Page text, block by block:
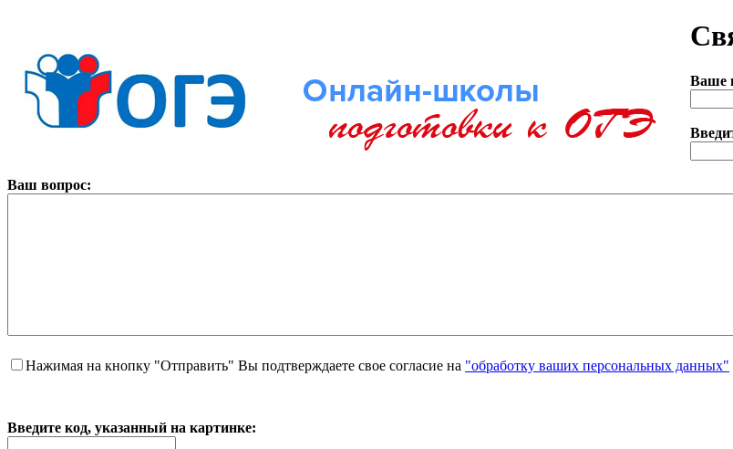
Ваше
Ваш вопрос:
Нажимая на кнопку "Отправить" Вы подтверждаете свое согласие на "обработку ваших персональных данных"
Введите код, указанный на картинке: